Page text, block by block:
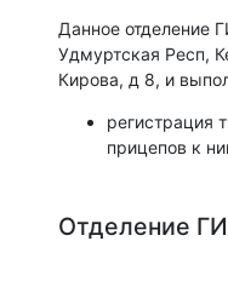
Данное отделение
Удмуртская Респ,
Кирова, д 8, и
регистрация
прицепов к
Отделение